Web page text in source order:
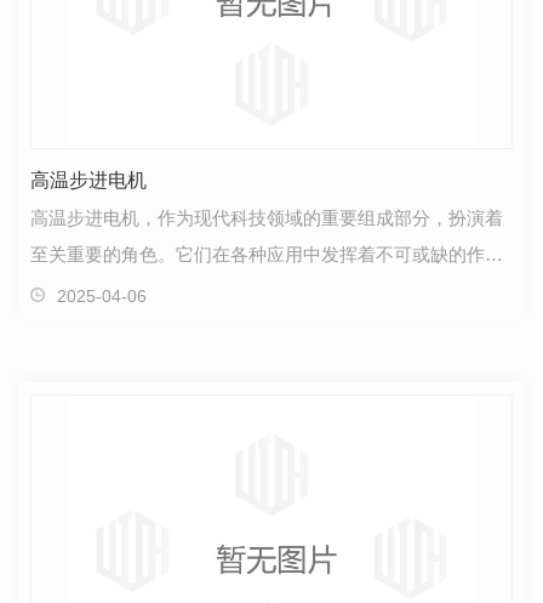
高温步进电机
高温步进电机，作为现代科技领域的重要组成部分，扮演着
至关重要的角色。它们在各种应用中发挥着不可或缺的作
用，为工业自动化、医疗设备、通信技术等领域提供了稳…
2025-04-06